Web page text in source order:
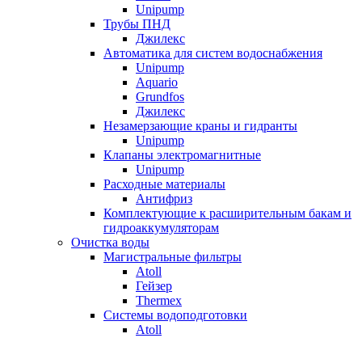
Unipump
Трубы ПНД
Джилекс
Автоматика для систем водоснабжения
Unipump
Aquario
Grundfos
Джилекс
Незамерзающие краны и гидранты
Unipump
Клапаны электромагнитные
Unipump
Расходные материалы
Антифриз
Комплектующие к расширительным бакам и
гидроаккумуляторам
Очистка воды
Магистральные фильтры
Atoll
Гейзер
Thermex
Системы водоподготовки
Atoll